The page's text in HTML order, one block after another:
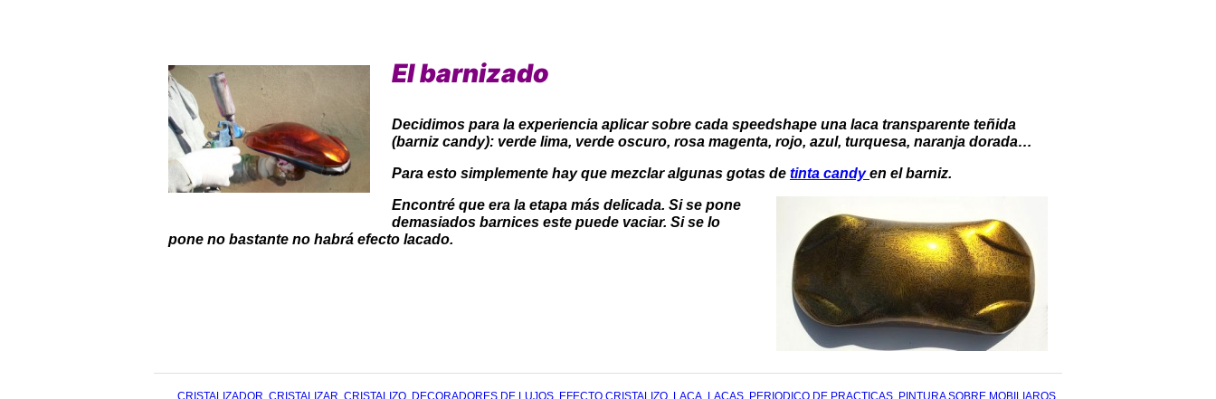
El barnizado
Decidimos para la experiencia aplicar sobre cada speedshape una laca transparente teñida
(barniz candy): verde lima, verde oscuro, rosa magenta, rojo, azul, turquesa, naranja dorada…
Para esto simplemente hay que mezclar algunas gotas de tinta candyen el barniz.
Encontré que era la etapa más delicada. Si se pone
demasiados barnices este puede vaciar. Si se lo
pone no bastante no habrá efecto lacado.
TAGS
CRISTALIZADOR CRISTALIZAR CRISTALIZO, DECORADORES DE LUJOS, EFECTO CRISTALIZO, LACA, LACAS, PERIODICO DE PRACTICAS, PINTURA SOBRE MOBILIAROS,